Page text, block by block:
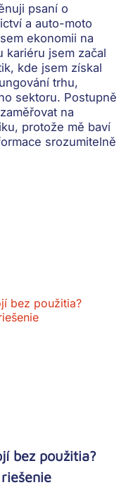
psaní o
a auto-moto
ekonomii na
kariéru jsem začal
kde jsem získal
trhu,
sektoru. Postupně
na
protože mě baví
srozumitelně
bez použitia?